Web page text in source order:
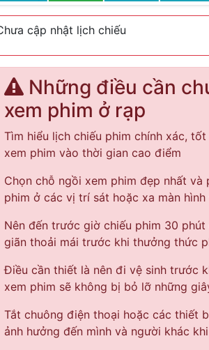
cập nhật lịch chiếu
Những điều cần
xem phim ở rạp
Tìm hiểu lịch chiếu phim chính xác,
xem phim vào thời gian cao điểm
Chọn chỗ ngồi xem phim đẹp nhất và
phim ở các vị trí sát hoặc xa màn
Nên đến trước giờ chiếu phim 30
giãn thoải mái trước khi thưởng thức
Điều cần thiết là nên đi vệ sinh trước
xem phim sẽ không bị bỏ lỡ những
Tắt chuông điện thoại hoặc các thiết
ảnh hưởng đến mình và người khác